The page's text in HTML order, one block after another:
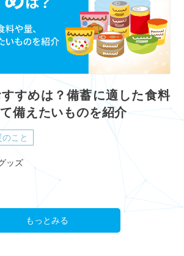
すめは？備蓄に適した食料
備えたいものを紹介
のこと
ッズ
もっとみる